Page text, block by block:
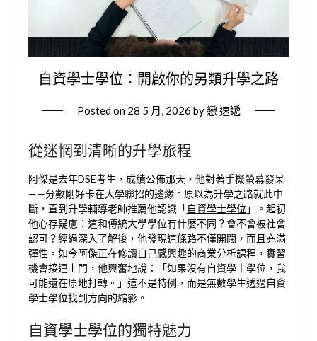
自資學士學位：開啟你的另類升學之路
Posted on 28 5 月, 2026 by戀 速遞
從迷惘到清晰的升學旅程
阿傑是去年DSE考生，成績公佈那天，他對著手機螢幕發呆
——分數剛好卡在大學聯招的邊緣。原以為升學之路就此中
斷，直到升學輔導老師推薦他認識「自資學士學位 」。起初
他心存疑慮：這和傳統大學學位有什麼不同？會不會被社會
認可？經過深入了解後，他發現這條路不僅開闊，而且充滿
彈性。如今阿傑正在修讀自己感興趣的商業分析課程，實習
機會接連上門，他興奮地說：「如果沒有自資學士學位，我
可能還在原地打轉。」這不是特例，而是無數學生透過自資
學士學位找到方向的縮影。
自資學士學位的獨特魅力